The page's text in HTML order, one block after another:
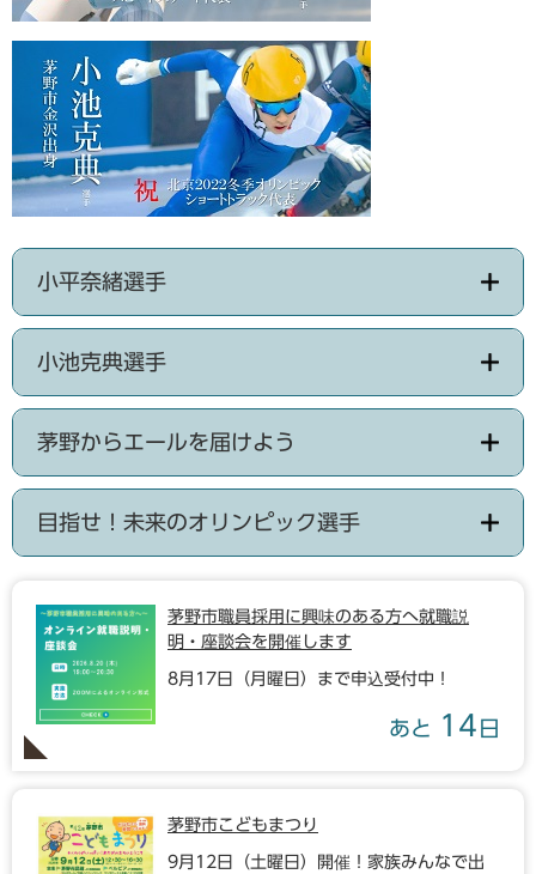
小平奈緒選手
小池克典選手
茅野からエールを届けよう
目指せ！未来のオリンピック選手
茅野市職員採用に興味のある方へ就職説
明・座談会を開催します
8月17日（月曜日）まで申込受付中！
あと 14 日
茅野市こどもまつり
9月12日（土曜日）開催！家族みんなで出